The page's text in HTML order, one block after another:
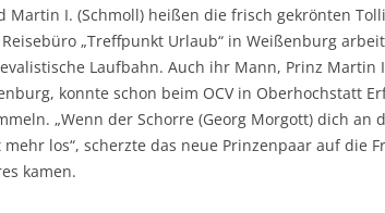
Martin I. (Schmoll) heißen die frisch gekrönten
„Treffpunkt Urlaub“ in Weißenburg
Laufbahn. Auch ihr Mann, Prinz Martin
konnte schon beim OCV in Oberhochstatt
„Wenn der Schorre (Georg Morgott) dich an
los“, scherzte das neue Prinzenpaar auf die
ka­men.